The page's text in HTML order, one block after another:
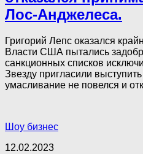
Лос-Анджелеса.
Григорий Лепс оказался
Власти США пытались
санкционных списков
Звезду пригласили
умасливание не повелся и
Шоу бизнес
12.02.2023